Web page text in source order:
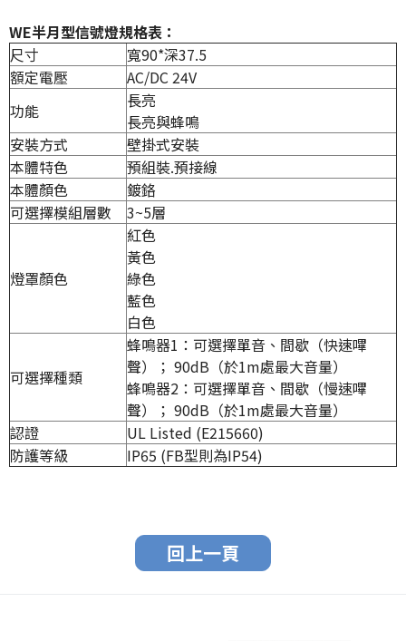
WE半月型信號燈規格表：
尺寸
寬90*深37.5
額定電壓
AC/DC 24V
功能
長亮
長亮與蜂鳴
安裝方式
壁掛式安裝
本體特色
預組裝.預接線
本體顏色
鍍鉻
可選擇模組層數
3~5層
燈罩顏色
紅色
黃色
綠色
藍色
白色
可選擇種類
蜂鳴器1：可選擇單音、間歇（快速嗶
聲）； 90dB（於1m處最大音量）
蜂鳴器2：可選擇單音、間歇（慢速嗶
聲）； 90dB（於1m處最大音量）
認證
UL Listed (E215660)
防護等級
IP65 (FB型則為IP54)
回上一頁